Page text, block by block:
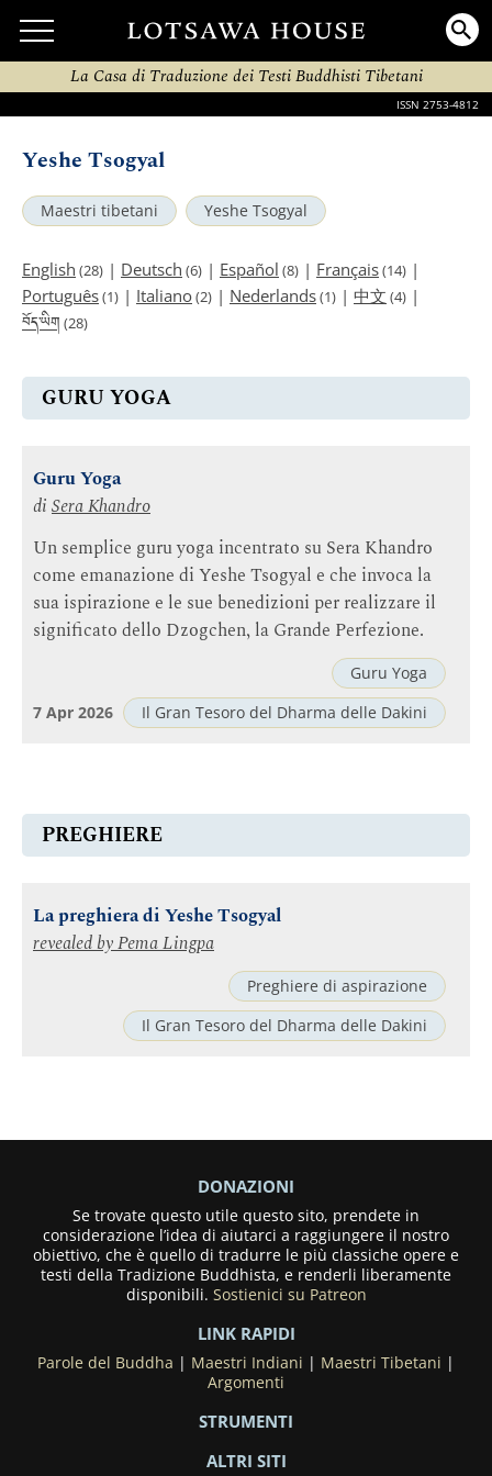
La Casa di Traduzione dei Testi Buddhisti Tibetani
ISSN 2753-4812
Yeshe Tsogyal
Maestri tibetani Yeshe Tsogyal
English (28) | Deutsch (6) | Español (8) | Français(14) |
Português(1) | Italiano(2) | Nederlands(1) | 中文 (4) |
བོད་ཡིག (28)
GURU YOGA
Guru Yoga
di Sera Khandro
Un semplice guru yoga incentrato su Sera Khandro
come emanazione di Yeshe Tsogyal e che invoca la
sua ispirazione e le sue benedizioni per realizzare il
significato dello Dzogchen, la Grande Perfezione.
Guru Yoga
Il Gran Tesoro del Dharma delle Dakini
7 Apr 2026
PREGHIERE
La preghiera di Yeshe Tsogyal
revealed byPema Lingpa
Preghiere di aspirazione
Il Gran Tesoro del Dharma delle Dakini
DONAZIONI
Se trovate questo utile questo sito, prendete in
considerazione l’idea di aiutarci a raggiungere il nostro
obiettivo, che è quello di tradurre le più classiche opere e
testi della Tradizione Buddhista, e renderli liberamente
disponibili. Sostienici su Patreon
LINK RAPIDI
Parole del Buddha | Maestri Indiani | Maestri Tibetani |
Argomenti
STRUMENTI
ALTRI SITI